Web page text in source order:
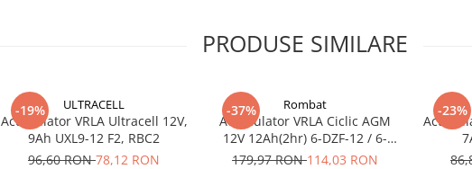
PRODUSE SIMILARE
-19% ULTRACELL
Acumulator VRLA Ultracell 12V,
9Ah UXL9-12 F2, RBC2
96,60 RON78,12 RON
-37% Rombat
Acumulator VRLA Ciclic AGM
12V 12Ah(2hr) 6-DZF-12 / 6-
DZM-12 pentru biciclete
179,97 RON114,03 RON
-23%